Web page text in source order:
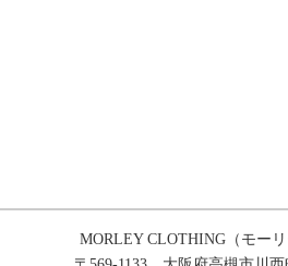
MORLEY CLOTHING（モーリ